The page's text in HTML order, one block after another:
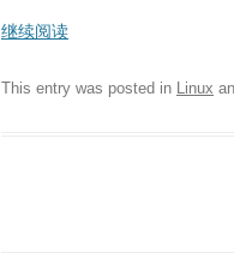
继续阅读
This entry was posted in Linux